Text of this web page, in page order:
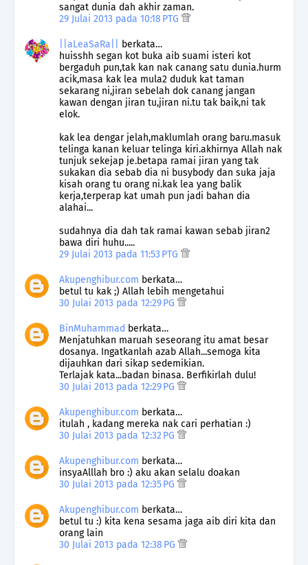
sangat dunia dah akhir zaman.
29 Julai 2013 pada 10:18 PTG
||aLeaSaRa||
berkata…
huisshh segan kot buka aib suami isteri kot
bergaduh pun,tak kan nak canang satu dunia.hurm
acik,masa kak lea mula2 duduk kat taman
sekarang ni,jiran sebelah dok canang jangan
kawan dengan jiran tu,jiran ni.tu tak baik,ni tak
elok.
kak lea dengar jelah,maklumlah orang baru.masuk
telinga kanan keluar telinga kiri.akhirnya Allah nak
tunjuk sekejap je.betapa ramai jiran yang tak
sukakan dia sebab dia ni busybody dan suka jaja
kisah orang tu orang ni.kak lea yang balik
kerja,terperap kat umah pun jadi bahan dia
alahai...
sudahnya dia dah tak ramai kawan sebab jiran2
bawa diri huhu.....
29 Julai 2013 pada 11:53 PTG
Akupenghibur.com berkata…
betul tu kak ;) Allah lebih mengetahui
30 Julai 2013 pada 12:29 PG
BinMuhammad berkata…
Menjatuhkan maruah seseorang itu amat besar
dosanya. Ingatkanlah azab Allah...semoga kita
dijauhkan dari sikap sedemikian.
Terlajak kata...badan binasa. Berfikirlah dulu!
30 Julai 2013 pada 12:29 PG
Akupenghibur.com berkata…
itulah , kadang mereka nak cari perhatian :)
30 Julai 2013 pada 12:32 PG
Akupenghibur.com berkata…
insyaAlllah bro :) aku akan selalu doakan
30 Julai 2013 pada 12:35 PG
Akupenghibur.com berkata…
betul tu :) kita kena sesama jaga aib diri kita dan
orang lain
30 Julai 2013 pada 12:38 PG